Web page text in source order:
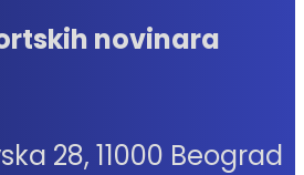
novinara
28, 11000 Beograd